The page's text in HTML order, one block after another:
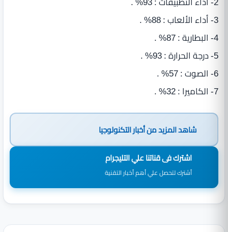
3- أداء الألعاب : 88% .
4- البطارية : 87% .
5- درجة الحرارة : 93% .
6- الصوت : 57% .
7- الكاميرا : 32% .
شاهد المزيد منأخبار التكنولوجيا
اشترك فى قناتنا علي التليجرام
أشترك لتحصل علي أهم أخبار التقنية